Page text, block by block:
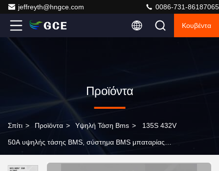
jeffreyth@hngce.com 0086-731-86187065
Κουβέντα
Προϊόντα
Σπίτι > Προϊόντα > Υψηλή Τάση Bms > 135S 432V
50A υψηλής τάσης BMS, σύστημα BMS μπαταρίας